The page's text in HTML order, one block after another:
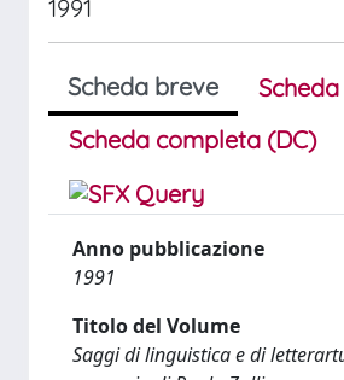
1991
Scheda breve
Scheda completa (DC)
Anno pubblicazione
1991
Titolo del Volume
Saggi di linguistica e di